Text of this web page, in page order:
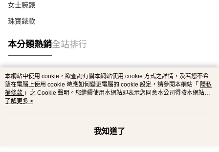
女士腕錶
珠寶錶款
本分類熱銷全站排行
熱門標籤
本網站中使用 cookie，欲查詢有關本網站使用 cookie 方式之詳情，及若您不希
望在電腦上使用 cookie 時應如何變更電腦的 cookie 設定，請參閱本網站「 隱私
權條款 」之 Cookie 聲明。您繼續使用本網站即表示您同意本公司得按本網站使
用條款之 Cookie 聲明使用 cookie。
了解更多 >
我知道了